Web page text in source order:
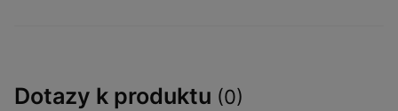
Dotazy k produktu (0)